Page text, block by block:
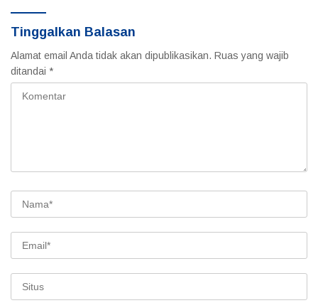
Tinggalkan Balasan
Alamat email Anda tidak akan dipublikasikan. Ruas yang wajib
ditandai *